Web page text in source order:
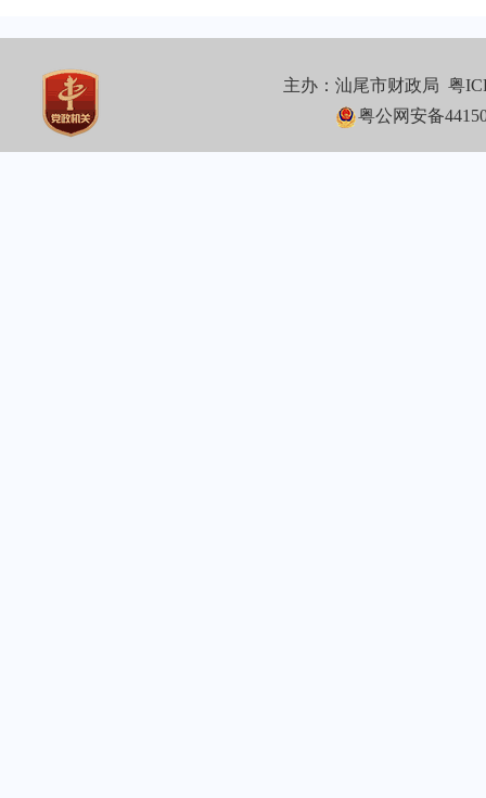
主办：汕尾市财政局粤
粤公网安备